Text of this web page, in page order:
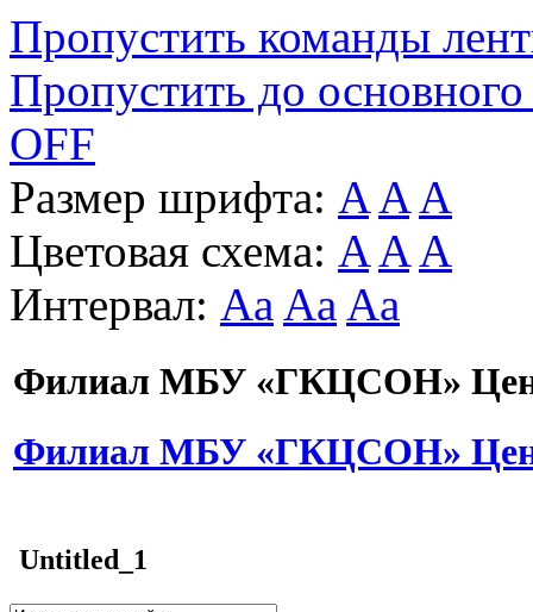
Пропустить команды
Пропустить до основного
OFF
Размер шрифта: A A A
Цветовая схема: A A A
Интервал: Aa Aa Aa
Филиал МБУ «ГКЦСОН»
Филиал МБУ «ГКЦСОН»
Untitled_1